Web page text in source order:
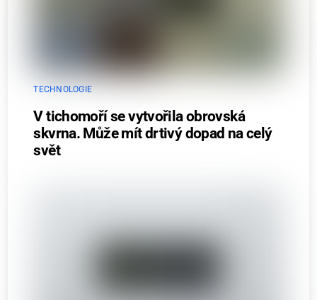
TECHNOLOGIE
V tichomoří se vytvořila obrovská
skvrna. Může mít drtivý dopad na celý
svět